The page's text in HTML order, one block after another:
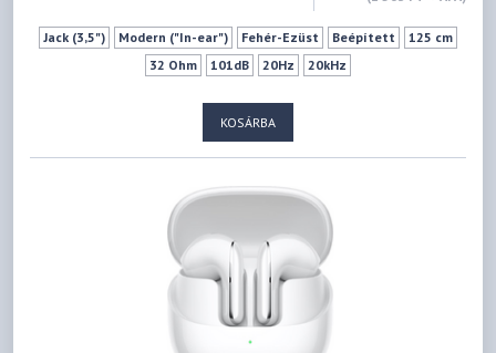
Jack (3,5") Modern ("In-ear") Fehér-Ezüst Beépített
125 cm
32 Ohm
101dB 20Hz 20kHz
KOSÁRBA